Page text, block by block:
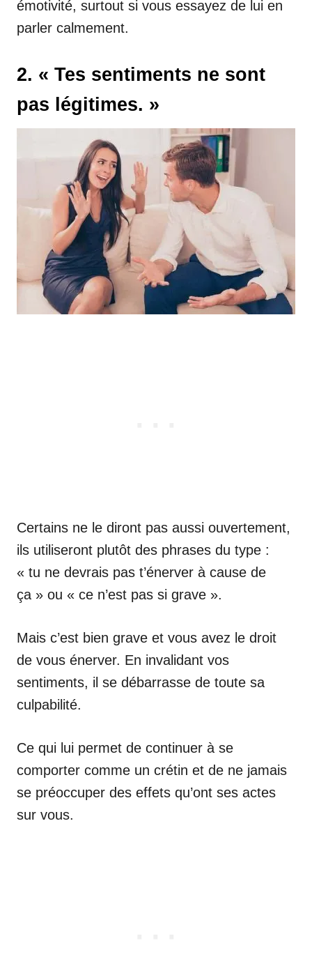
émotivité, surtout si vous essayez de lui en
parler calmement.
2. « Tes sentiments ne sont
pas légitimes. »
Certains ne le diront pas aussi ouvertement,
ils utiliseront plutôt des phrases du type :
« tu ne devrais pas t’énerver à cause de
ça » ou « ce n’est pas si grave ».
Mais c’est bien grave et vous avez le droit
de vous énerver. En invalidant vos
sentiments, il se débarrasse de toute sa
culpabilité.
Ce qui lui permet de continuer à se
comporter comme un crétin et de ne jamais
se préoccuper des effets qu’ont ses actes
sur vous.